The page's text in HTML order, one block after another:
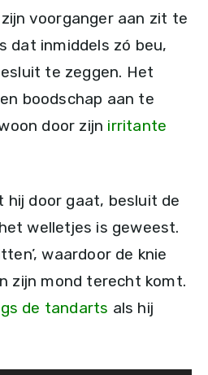
voorganger aan zit te
dat inmiddels zó beu,
te zeggen. Het
boodschap aan te
door zijn irritante
hij door gaat, besluit de
welletjes is geweest.
waardoor de knie
zijn mond terecht komt.
de tandarts als hij